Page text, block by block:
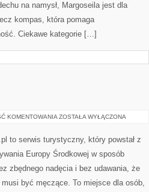
na namysł, Margoseila jest dla
kompas, która pomaga
Ciekawe kategorie […]
KOMENTOWANIA KULTURA
ZOSTAŁA WYŁĄCZONA
to serwis turystyczny, który powstał z
Europy Środkowej w sposób
zbędnego nadęcia i bez udawania, że
musi być męczące. To miejsce dla osób,